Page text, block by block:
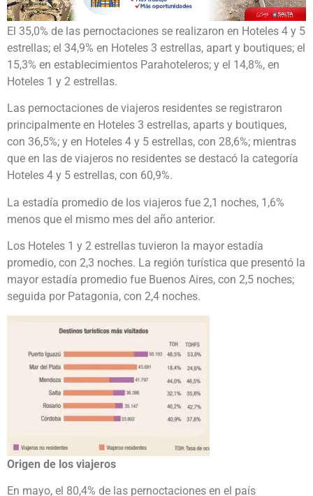
El 35,0% de las pernoctaciones se realizaron en Hoteles 4 y 5
estrellas; el 34,9% en Hoteles 3 estrellas, apart y boutiques; el
15,3% en establecimientos Parahoteleros; y el 14,8%, en
Hoteles 1 y 2 estrellas.
Las pernoctaciones de viajeros residentes se registraron
principalmente en Hoteles 3 estrellas, aparts y boutiques,
con 36,5%; y en Hoteles 4 y 5 estrellas, con 28,6%; mientras
que en las de viajeros no residentes se destacó la categoría
Hoteles 4 y 5 estrellas, con 60,9%.
La estadía promedio de los viajeros fue 2,1 noches, 1,6%
menos que el mismo mes del año anterior.
Los Hoteles 1 y 2 estrellas tuvieron la mayor estadía
promedio, con 2,3 noches. La región turística que presentó la
mayor estadía promedio fue Buenos Aires, con 2,5 noches;
seguida por Patagonia, con 2,4 noches.
Origen de los viajeros
En mayo, el 80,4% de las pernoctaciones en el país